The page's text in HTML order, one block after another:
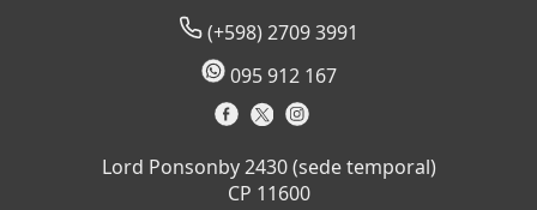
(+598) 2709 3991
095 912 167
Lord Ponsonby 2430 (sede temporal)
CP 11600